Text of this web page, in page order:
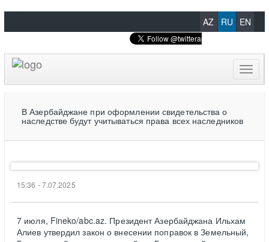
AZ RU EN
В Азербайджане при оформлении свидетельства о
наследстве будут учитываться права всех наследников
15:36 - 7.07.2025
7 июля, Fineko/abc.az. Президент Азербайджана Ильхам
Алиев утвердил закон о внесении поправок в Земельный,